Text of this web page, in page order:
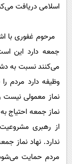
اسلامی دریافت
مرحوم غفوری با
جمعه دارد این
می‌کنند نسبت به
وظیفه دارد مردم
نماز معمولی نیست
نماز جمعه احتیاج
از رهبری
ندارد. نهاد نماز
مردم حمایت